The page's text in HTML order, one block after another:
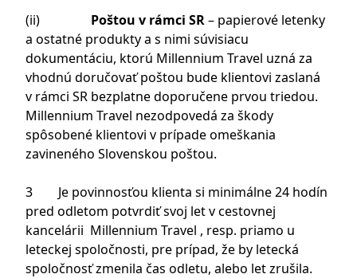
(ii) Poštou v rámci SR– papierové letenky
a ostatné produkty a s nimi súvisiacu
dokumentáciu, ktorú Millennium Travel uzná za
vhodnú doručovať poštou bude klientovi zaslaná
v rámci SR bezplatne doporučene prvou triedou.
Millennium Travel nezodpovedá za škody
spôsobené klientovi v prípade omeškania
zavineného Slovenskou poštou.
3 Je povinnosťou klienta si minimálne 24 hodín
pred odletom potvrdiť svoj let v cestovnej
kancelárii Millennium Travel , resp. priamo u
leteckej spoločnosti, pre prípad, že by letecká
spoločnosť zmenila čas odletu, alebo let zrušila.